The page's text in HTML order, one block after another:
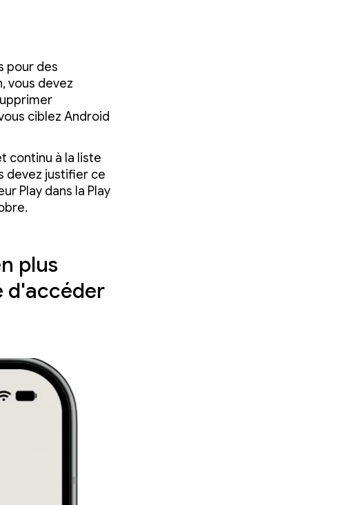
pour des
vous devez
ciblez Android
continu à la liste
devez justifier ce
Play dans la Play
plus
d'accéder